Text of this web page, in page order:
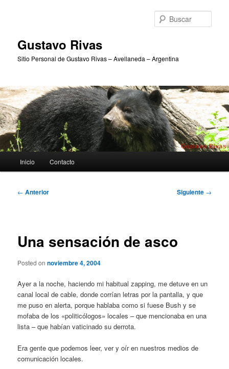
Gustavo Rivas
Sitio Personal de Gustavo Rivas – Avellaneda – Argentina
principal
Inicio Contacto
Navegación
← Anterior Siguiente →
Una sensación de asco
Posted onnoviembre 4, 2004
Ayer a la noche, haciendo mi habitual zapping, me detuve en un
canal local de cable, donde corrían letras por la pantalla, y que
me puso en alerta, porque hablaba como si fuese Bush y se
mofaba de los «politicólogos» locales – que mencionaba en una
lista – que habían vaticinado su derrota.
Era gente que podemos leer, ver y oír en nuestros medios de
comunicación locales.